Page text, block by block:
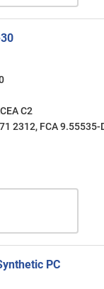
C2
2312, FCA
PC